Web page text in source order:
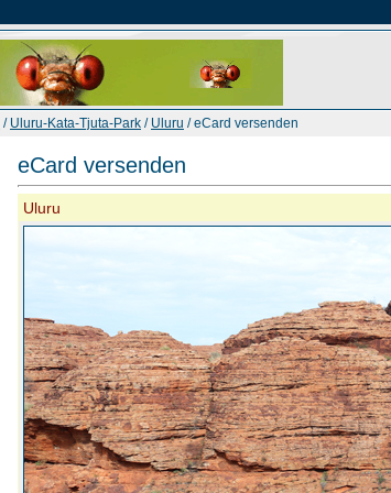
/ Uluru-Kata-Tjuta-Park / Uluru / eCard versenden
eCard versenden
Uluru